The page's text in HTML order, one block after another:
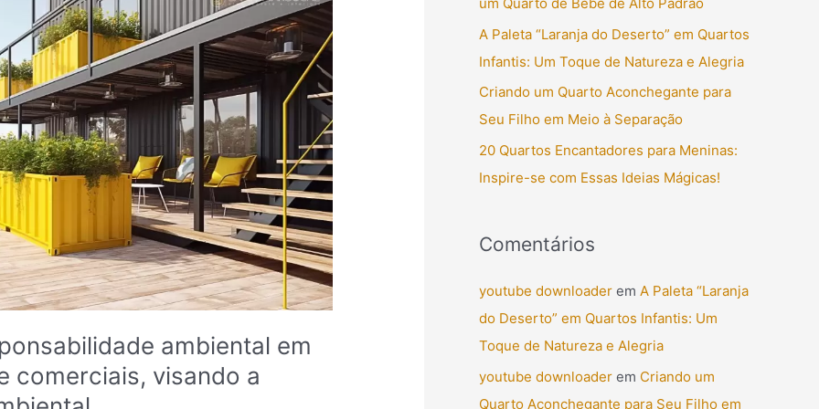
ambiental em
comerciais, visando a
p
o
r
:
A Paleta “Laranja do Deserto” em Quartos
Infantis: Um Toque de Natureza e Alegria
Criando um Quarto Aconchegante para
Seu Filho em Meio à Separação
20 Quartos Encantadores para Meninas:
Inspire-se com Essas Ideias Mágicas!
Comentários
youtube downloader em A Paleta “Laranja
do Deserto” em Quartos Infantis: Um
Toque de Natureza e Alegria
youtube downloader em Criando um
Quarto Aconchegante para Seu Filho em